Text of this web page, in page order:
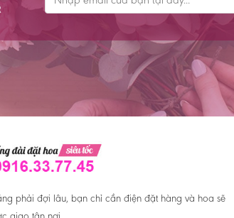
phải đợi lâu, bạn chỉ cần điện đặt hàng và hoa sẽ